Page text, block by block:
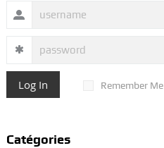
Log In Remember Me
Catégories